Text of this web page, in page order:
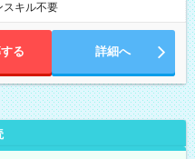
スキル不要
る 詳細へ